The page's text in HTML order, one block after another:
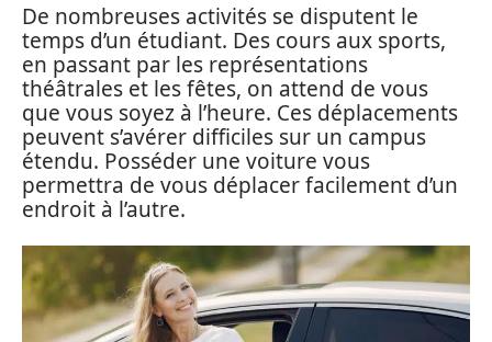
De nombreuses activités se disputent le
temps d’un étudiant. Des cours aux sports,
en passant par les représentations
théâtrales et les fêtes, on attend de vous
que vous soyez à l’heure. Ces déplacements
peuvent s’avérer difficiles sur un campus
étendu. Posséder une voiture vous
permettra de vous déplacer facilement d’un
endroit à l’autre.